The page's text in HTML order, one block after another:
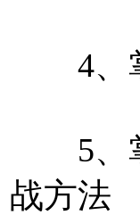
4、掌
5、掌
战方法